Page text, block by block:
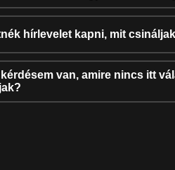
hírlevelet kapni, mit
van, amire nincs itt